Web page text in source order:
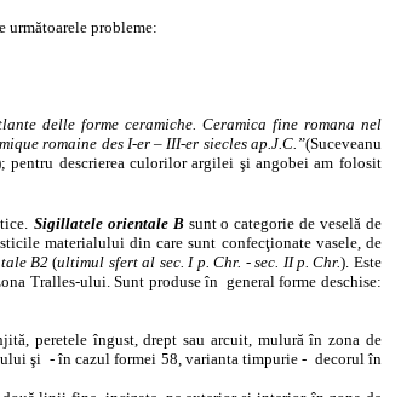
următoarele probleme:
delle forme ceramiche. Ceramica fine romana nel
romaine des I-er – III-er siecles ap.J.C.”(Suceveanu
pentru descrierea culorilor argilei şi angobei am folosit
Sigillatele orientale Bsunt o categorie de veselă de
materialului din care sunt confecţionate vasele, de
B2(ultimul sfert al sec. I p. Chr. - sec. II p. Chr.). Este
Tralles-ului. Sunt produse în general forme deschise:
peretele îngust, drept sau arcuit, mulură în zona de
şi - în cazul formei 58, varianta timpurie - decorul în